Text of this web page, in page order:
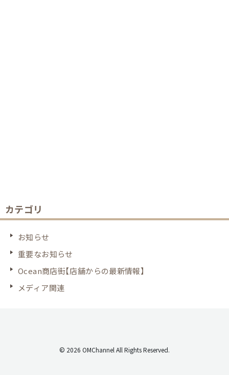
カテゴリ
お知らせ
重要なお知らせ
Ocean商店街【店舗からの最新情報】
メディア関連
© 2026 OMChannel All Rights Reserved.